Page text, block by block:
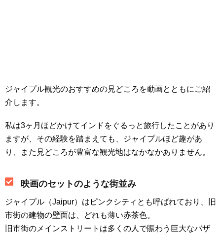
ジャイプル観光のおすすめの見どころを動画とともにご紹
介します。
私は3ヶ月ほどかけてインドをぐるっと旅行したことがあり
ますが、その経験を踏まえても、ジャイプルほど趣があ
り、また見どころが豊富な観光地はなかなかありません。
映画のセットのような街並み
ジャイプル（Jaipur）はピンクシティとも呼ばれており、旧
市街の建物の壁面は、どれも薄い赤茶色。
旧市街のメインストリートは多くの人で賑わう巨大なバザ